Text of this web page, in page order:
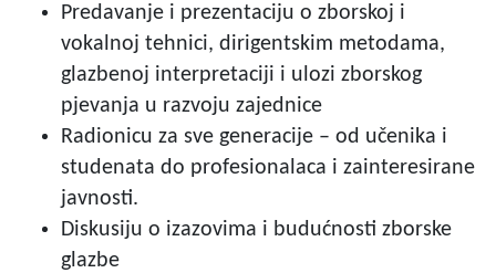
Predavanje i prezentaciju o zborskoj i
vokalnoj tehnici, dirigentskim metodama,
glazbenoj interpretaciji i ulozi zborskog
pjevanja u razvoju zajednice
Radionicu za sve generacije – od učenika i
studenata do profesionalaca i zainteresirane
javnosti.
Diskusiju o izazovima i budućnosti zborske
glazbe